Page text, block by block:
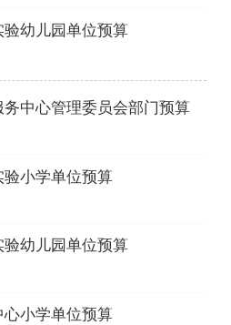
幼儿园单位预算
中心管理委员会部门预算
验小学单位预算
幼儿园单位预算
小学单位预算